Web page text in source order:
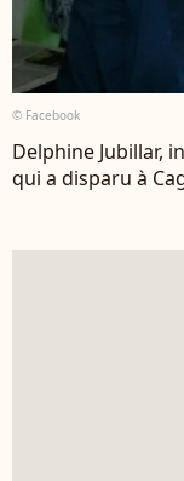
© Facebook
Delphine Jubillar,
qui a disparu à